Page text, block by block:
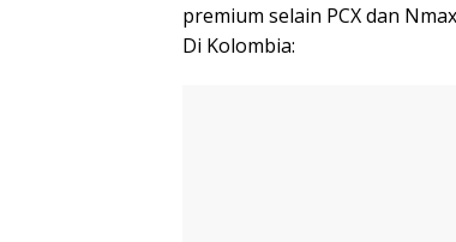
premium selain PCX dan
Di Kolombia: